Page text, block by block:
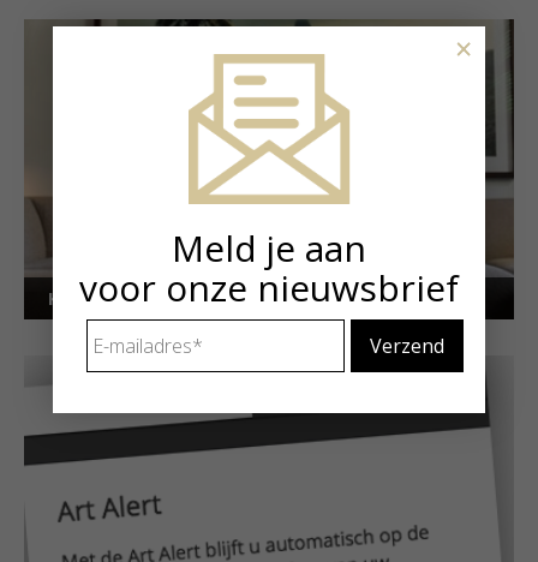
Kunstuitleen voor particulieren
Meld je aan
voor onze nieuwsbrief
mailadres *
×